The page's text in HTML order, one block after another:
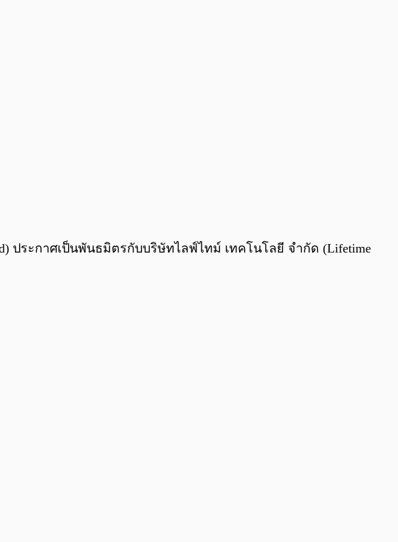
0:00 /0:00
ประกาศเป็นพันธมิตรกับบริษัทไลฟ์ไทม์ เทคโนโลยี จำกัด (Lifetime